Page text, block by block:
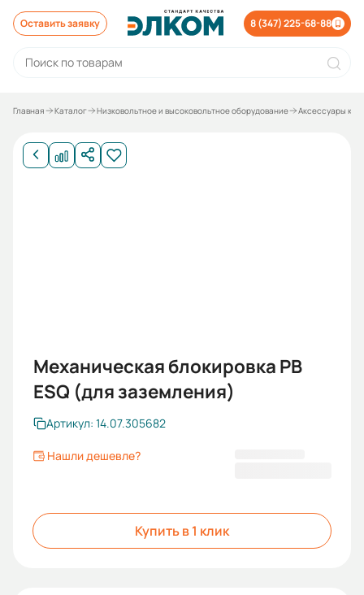
Оставить заявку 8 (347) 225-68-88
Главная Каталог Низковольтное и высоковольтное оборудование Аксессуары к
Механическая блокировка PB
ESQ (для заземления)
Артикул: 14.07.305682
Нашли дешевле?
Купить в 1 клик